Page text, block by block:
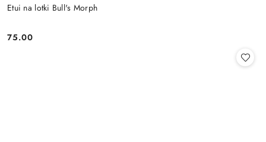
Etui na lotki Bull's Morph
Cena:
75.00